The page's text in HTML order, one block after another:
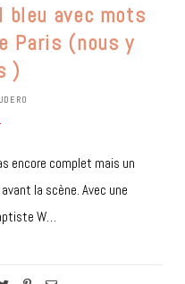
bleu avec mots
Paris (nous y
)
encore complet mais un
la scène. Avec une
W…